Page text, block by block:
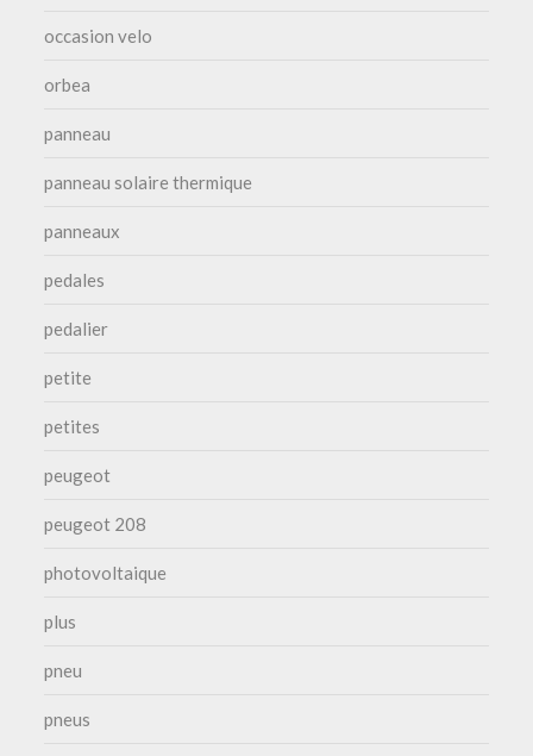
occasion velo
orbea
panneau
panneau solaire thermique
panneaux
pedales
pedalier
petite
petites
peugeot
peugeot 208
photovoltaique
plus
pneu
pneus